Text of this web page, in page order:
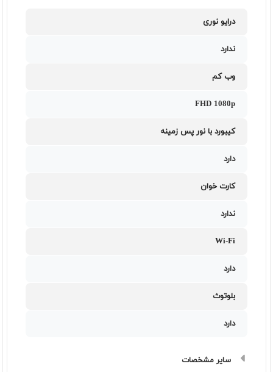
درایو نوری
ندارد
وب کم
FHD 1080p
کیبورد با نور پس زمینه
دارد
کارت خوان
ندارد
Wi-Fi
دارد
بلوتوث
دارد
سایر مشخصات